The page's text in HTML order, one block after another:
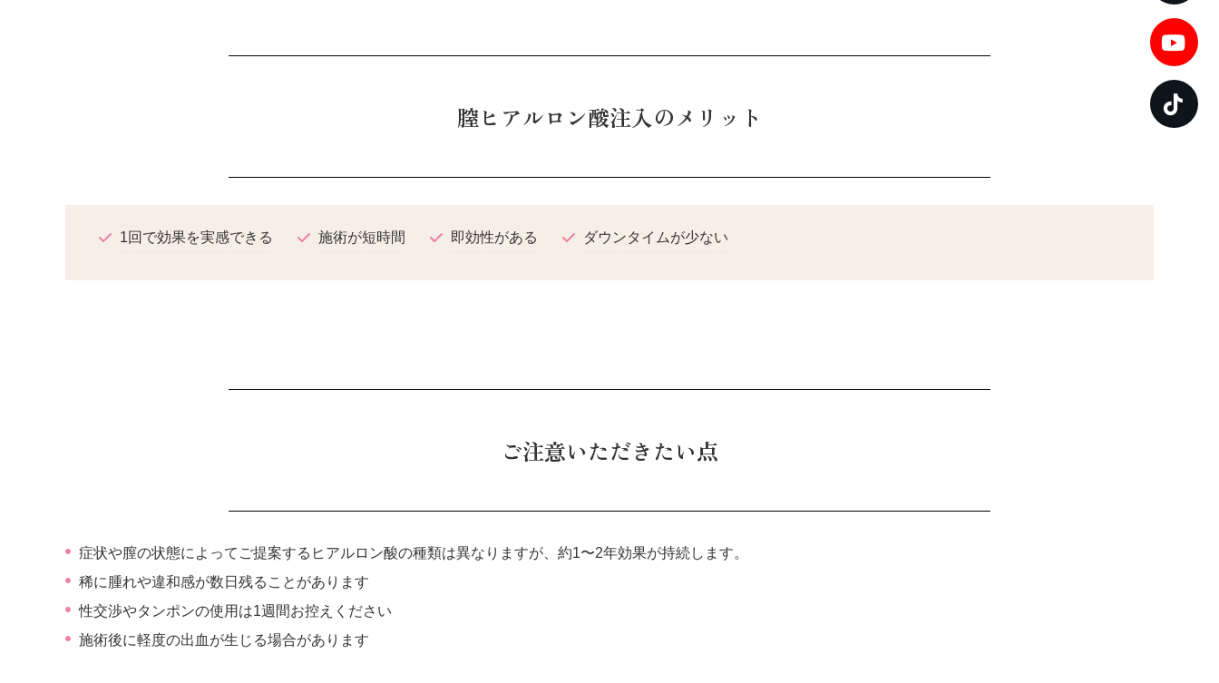
膣ヒアルロン酸注入のメリット
1回で効果を実感できる 施術が短時間 即効性がある ダウンタイムが少ない
ご注意いただきたい点
症状や膣の状態によってご提案するヒアルロン酸の種類は異なりますが、約1〜2年効果が持続します。
稀に腫れや違和感が数日残ることがあります
性交渉やタンポンの使用は1週間お控えください
施術後に軽度の出血が生じる場合があります